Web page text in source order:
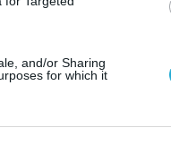
and/or Sharing
for which it
Λουκάς»